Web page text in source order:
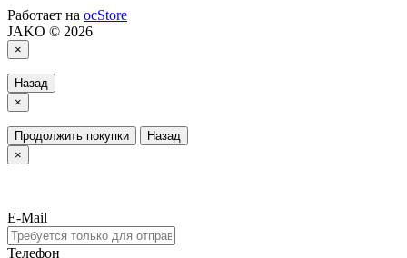
Работает на ocStore
JAKO © 2026
×
Назад
×
Продолжить покупки
Назад
×
E-Mail
Телефон